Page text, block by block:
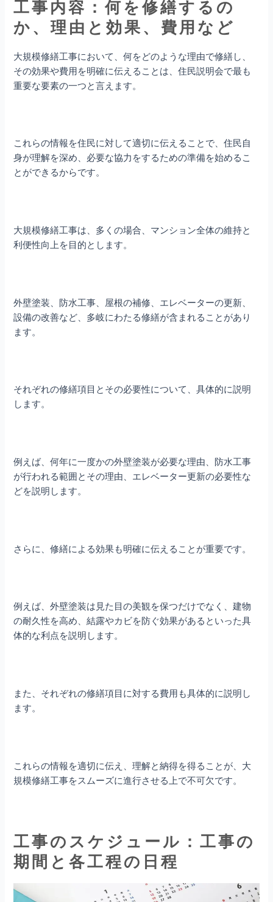
工事内容：何を修繕するの
か、理由と効果、費用など
大規模修繕工事において、何をどのような理由で修繕し、
その効果や費用を明確に伝えることは、住民説明会で最も
重要な要素の一つと言えます。
これらの情報を住民に対して適切に伝えることで、住民自
身が理解を深め、必要な協力をするための準備を始めるこ
とができるからです。
大規模修繕工事は、多くの場合、マンション全体の維持と
利便性向上を目的とします。
外壁塗装、防水工事、屋根の補修、エレベーターの更新、
設備の改善など、多岐にわたる修繕が含まれることがあり
ます。
それぞれの修繕項目とその必要性について、具体的に説明
します。
例えば、何年に一度かの外壁塗装が必要な理由、防水工事
が行われる範囲とその理由、エレベーター更新の必要性な
どを説明します。
さらに、修繕による効果も明確に伝えることが重要です。
例えば、外壁塗装は見た目の美観を保つだけでなく、建物
の耐久性を高め、結露やカビを防ぐ効果があるといった具
体的な利点を説明します。
また、それぞれの修繕項目に対する費用も具体的に説明し
ます。
これらの情報を適切に伝え、理解と納得を得ることが、大
規模修繕工事をスムーズに進行させる上で不可欠です。
工事のスケジュール：工事の
期間と各工程の日程